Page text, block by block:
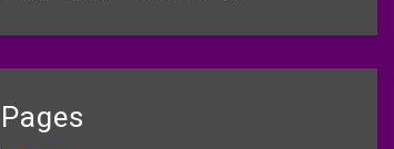
Pages